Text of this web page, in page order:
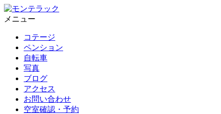
メニュー
コテージ
ペンション
自転車
写真
ブログ
アクセス
お問い合わせ
空室確認・予約